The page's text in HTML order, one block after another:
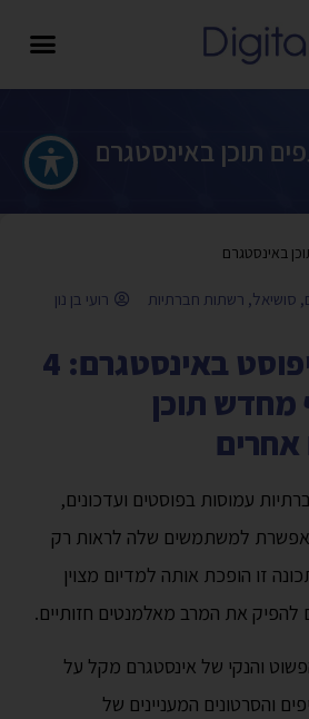
תוכן באינסטגרם
באינסטגרם
, סושיאל, רשתות חברתיות רועי בן נון
איך עושים ריפוסט באינסטגרם: 4
תוכן
עמוסות בפוסטים ועדכונים,
למשתמשים שלה לראות רק
זו הופכת אותה למדיום מצוין
להפיק את המרב מאלמנטים חזותיים.
והנקי של אינסטגרם מקל על
והסרטונים המעניינים של